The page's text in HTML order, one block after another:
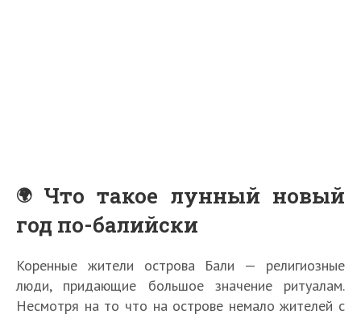
Что такое лунный новый
год по-балийски
Коренные жители острова Бали — религиозные
люди, придающие большое значение ритуалам.
Несмотря на то что на острове немало жителей с